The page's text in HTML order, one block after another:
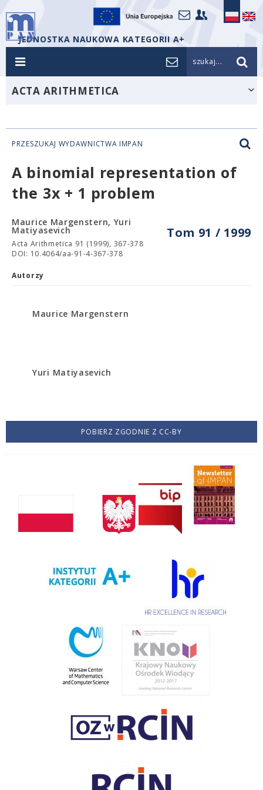
JEDNOSTKA NAUKOWA KATEGORII A+
szukaj...
ACTA ARITHMETICA
PRZESZUKAJ WYDAWNICTWA IMPAN
A binomial representation of
the 3x + 1 problem
Tom 91 / 1999
Maurice Margenstern, Yuri
Matiyasevich
Acta Arithmetica 91 (1999), 367-378
DOI: 10.4064/aa-91-4-367-378
Autorzy
Maurice Margenstern
Yuri Matiyasevich
POBIERZ ZGODNIE Z CC-BY